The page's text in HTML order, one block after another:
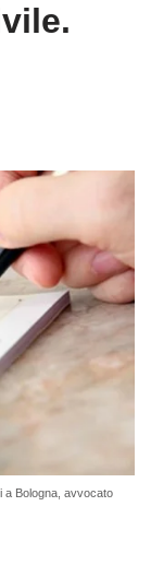
a Bologna, avvocato